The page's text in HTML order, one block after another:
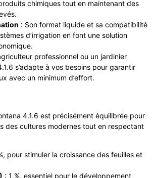
chimiques tout en maintenant des
: Son format liquide et sa compatibilité
d’irrigation en font une solution
professionnel ou un jardinier
s’adapte à vos besoins pour garantir
avec un minimum d’effort.
4.1.6 est précisément équilibrée pour
des cultures modernes tout en respectant
pour stimuler la croissance des feuilles et
: 1 %, essentiel pour le développement